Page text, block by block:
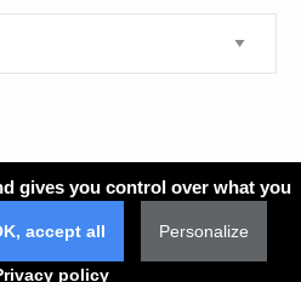
gives you control over what you
accept all Personalize
policy